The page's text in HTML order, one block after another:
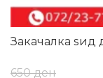
Закачалка ѕид
650ден